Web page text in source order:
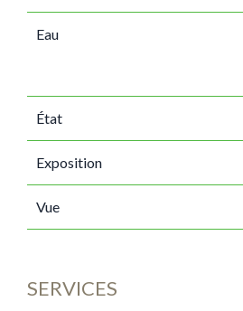
Eau
État
Exposition
Vue
SERVICES